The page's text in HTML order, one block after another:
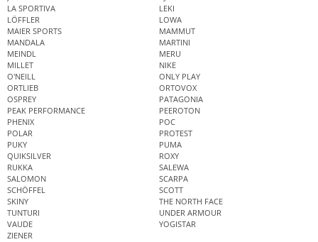
LA SPORTIVA
LEKI
LÖFFLER
LOWA
MAIER SPORTS
MAMMUT
MANDALA
MARTINI
MEINDL
MERU
MILLET
NIKE
O'NEILL
ONLY PLAY
ORTLIEB
ORTOVOX
OSPREY
PATAGONIA
PEAK PERFORMANCE
PEEROTON
PHENIX
POC
POLAR
PROTEST
PUKY
PUMA
QUIKSILVER
ROXY
RUKKA
SALEWA
SALOMON
SCARPA
SCHÖFFEL
SCOTT
SKINY
THE NORTH FACE
TUNTURI
UNDER ARMOUR
VAUDE
YOGISTAR
ZIENER